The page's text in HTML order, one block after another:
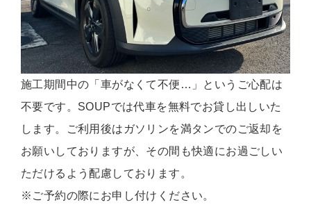
施工期間中の「車がなくて不便…」というご心配は
不要です。SOUPでは代車を無料でお貸し出しいた
します。ご利用後はガソリンを満タンでのご返却を
お願いしておりますが、その間も快適にお過ごしい
ただけるよう配慮しております。
※ご予約の際にお申し付けください。